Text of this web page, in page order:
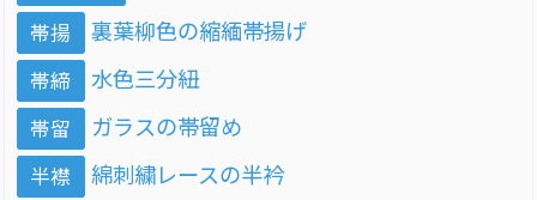
帯揚 裏葉柳色の縮緬帯揚げ
帯締 水色三分紐
帯留 ガラスの帯留め
半襟 綿刺繍レースの半衿